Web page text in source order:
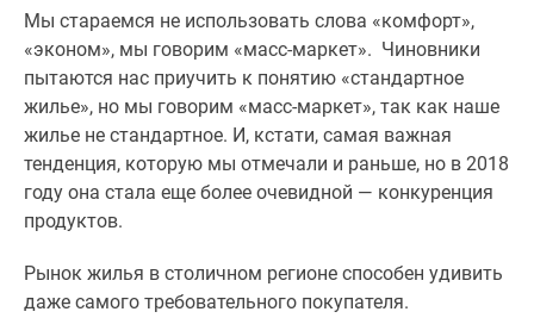
Мы стараемся не использовать слова «комфорт»,
«эконом», мы говорим «масс-маркет». Чиновники
пытаются нас приучить к понятию «стандартное
жилье», но мы говорим «масс-маркет», так как наше
жилье не стандартное. И, кстати, самая важная
тенденция, которую мы отмечали и раньше, но в 2018
году она стала еще более очевидной — конкуренция
продуктов.
Рынок жилья в столичном регионе способен удивить
даже самого требовательного покупателя.